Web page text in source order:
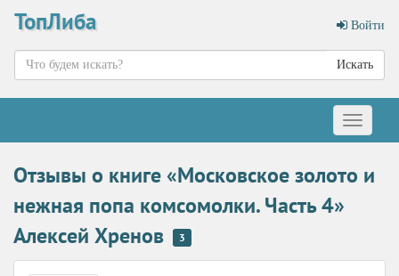
ТопЛиба Войти
Искать
Меню
Отзывы о книге «Московское золото и
нежная попа комсомолки. Часть 4»
Алексей Хренов
3